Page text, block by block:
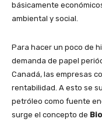
básicamente
ambiental y social.
Para hacer un poco de
demanda de papel
Canadá, las empresas
rentabilidad. A esto se
petróleo como fuente
surge el concepto de